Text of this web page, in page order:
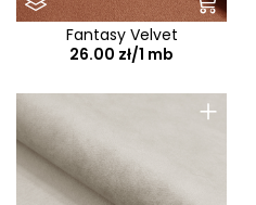
Fantasy Velvet
26.00 zł/1 mb
+